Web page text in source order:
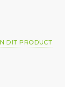
DIT PRODUCT